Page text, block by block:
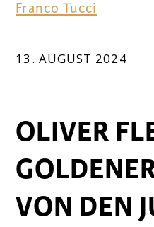
Franco Tucci
13. AUGUST 2024
OLIVER
VON DEN